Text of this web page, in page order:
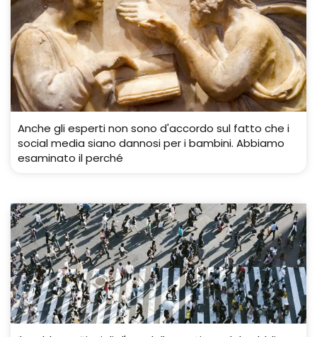
Anche gli esperti non sono d'accordo sul fatto che i
social media siano dannosi per i bambini. Abbiamo
esaminato il perché